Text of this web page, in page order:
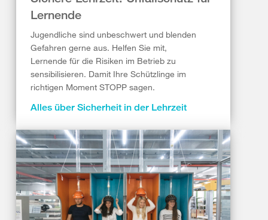
Lernende
Jugendliche sind unbeschwert und blenden
Gefahren gerne aus. Helfen Sie mit,
Lernende für die Risiken im Betrieb zu
sensibilisieren. Damit Ihre Schützlinge im
richtigen Moment STOPP sagen.
Alles über Sicherheit in der Lehrzeit